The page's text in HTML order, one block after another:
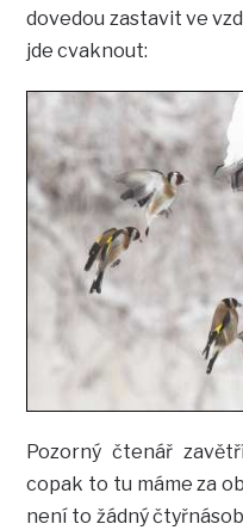
dovedou zastavit ve
jde cvaknout:
Pozorný čtenář
copak to tu máme za
není to žádný